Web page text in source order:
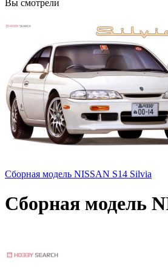
Вы смотрели
Сборная модель NISSAN S14 Silvia
Сборная модель